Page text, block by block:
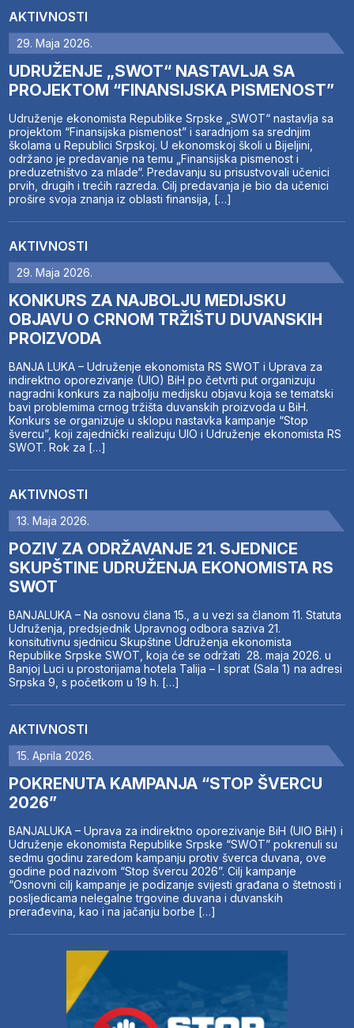
AKTIVNOSTI
29. Maja 2026.
UDRUŽENJE „SWOT“ NASTAVLJA SA
PROJEKTOM “FINANSIJSKA PISMENOST”
Udruženje ekonomista Republike Srpske „SWOT“ nastavlja sa
projektom “Finansijska pismenost” i saradnjom sa srednjim
školama u Republici Srpskoj. U ekonomskoj školi u Bijeljini,
održano je predavanje na temu „Finansijska pismenost i
preduzetništvo za mlade“. Predavanju su prisustvovali učenici
prvih, drugih i trećih razreda. Cilj predavanja je bio da učenici
prošire svoja znanja iz oblasti finansija, […]
AKTIVNOSTI
29. Maja 2026.
KONKURS ZA NAJBOLJU MEDIJSKU
OBJAVU O CRNOM TRŽIŠTU DUVANSKIH
PROIZVODA
BANJA LUKA – Udruženje ekonomista RS SWOT i Uprava za
indirektno oporezivanje (UIO) BiH po četvrti put organizuju
nagradni konkurs za najbolju medijsku objavu koja se tematski
bavi problemima crnog tržišta duvanskih proizvoda u BiH.
Konkurs se organizuje u sklopu nastavka kampanje “Stop
švercu”, koji zajednički realizuju UIO i Udruženje ekonomista RS
SWOT. Rok za […]
AKTIVNOSTI
13. Maja 2026.
POZIV ZA ODRŽAVANJE 21. SJEDNICE
SKUPŠTINE UDRUŽENJA EKONOMISTA RS
SWOT
BANJALUKA – Na osnovu člana 15., a u vezi sa članom 11. Statuta
Udruženja, predsjednik Upravnog odbora saziva 21.
konsitutivnu sjednicu Skupštine Udruženja ekonomista
Republike Srpske SWOT, koja će se održati 28. maja 2026. u
Banjoj Luci u prostorijama hotela Talija – I sprat (Sala 1) na adresi
Srpska 9, s početkom u 19 h. […]
AKTIVNOSTI
15. Aprila 2026.
POKRENUTA KAMPANJA “STOP ŠVERCU
2026”
BANJALUKA – Uprava za indirektno oporezivanje BiH (UIO BiH) i
Udruženje ekonomista Republike Srpske “SWOT” pokrenuli su
sedmu godinu zaredom kampanju protiv šverca duvana, ove
godine pod nazivom “Stop švercu 2026”. Cilj kampanje
“Osnovni cilj kampanje je podizanje svijesti građana o štetnosti i
posljedicama nelegalne trgovine duvana i duvanskih
prerađevina, kao i na jačanju borbe […]